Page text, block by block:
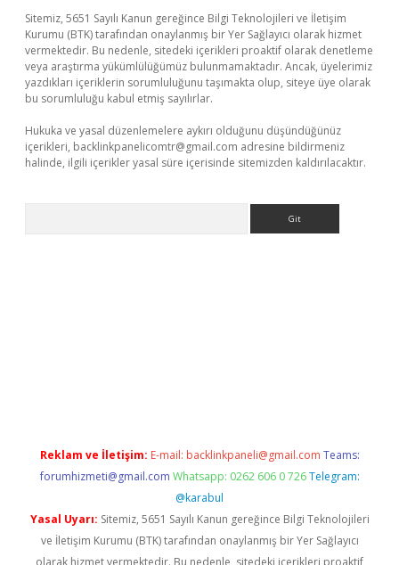
Sitemiz, 5651 Sayılı Kanun gereğince Bilgi Teknolojileri ve İletişim
Kurumu (BTK) tarafından onaylanmış bir Yer Sağlayıcı olarak hizmet
vermektedir. Bu nedenle, sitedeki içerikleri proaktif olarak denetleme
veya araştırma yükümlülüğümüz bulunmamaktadır. Ancak, üyelerimiz
yazdıkları içeriklerin sorumluluğunu taşımakta olup, siteye üye olarak
bu sorumluluğu kabul etmiş sayılırlar.
Hukuka ve yasal düzenlemelere aykırı olduğunu düşündüğünüz
içerikleri, backlinkpanelicomtr@gmail.com adresine bildirmeniz
halinde, ilgili içerikler yasal süre içerisinde sitemizden kaldırılacaktır.
Reklam ve İletişim: E-mail: backlinkpaneli@gmail.com Teams:
forumhizmeti@gmail.com Whatsapp: 0262 606 0 726 Telegram:
@karabul
Yasal Uyarı: Sitemiz, 5651 Sayılı Kanun gereğince Bilgi Teknolojileri
ve İletişim Kurumu (BTK) tarafından onaylanmış bir Yer Sağlayıcı
olarak hizmet vermektedir. Bu nedenle, sitedeki içerikleri proaktif